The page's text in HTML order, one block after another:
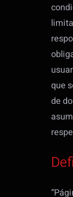
que
de